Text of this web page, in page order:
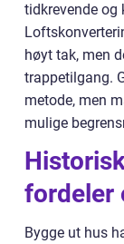
tidkrevende og
høyt tak, men
trappetilgang.
metode, men
mulige
fordeler
Bygge ut hus